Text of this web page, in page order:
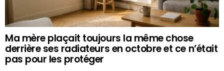
Ma mère plaçait toujours la même chose
derrière ses radiateurs en octobre et ce n’était
pas pour les protéger